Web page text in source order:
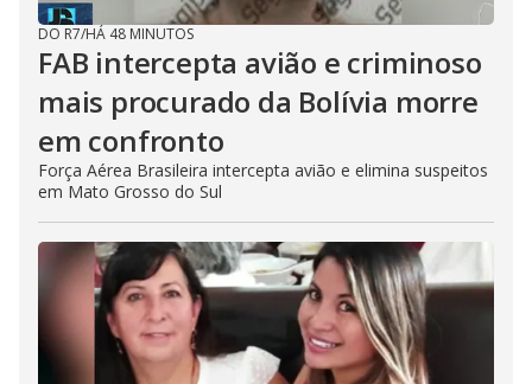
DO R7/HÁ 48 MINUTOS
FAB intercepta avião e criminoso
mais procurado da Bolívia morre
em confronto
Força Aérea Brasileira intercepta avião e elimina suspeitos
em Mato Grosso do Sul